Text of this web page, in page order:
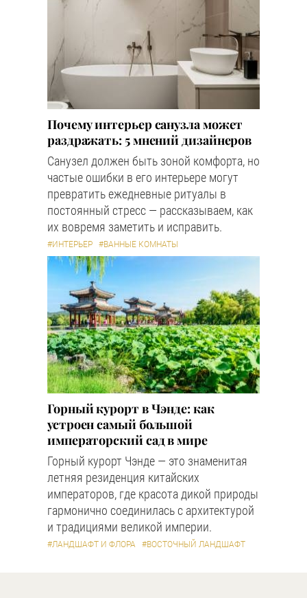
Почему интерьер санузла может
раздражать: 5 мнений дизайнеров
Санузел должен быть зоной комфорта, но
частые ошибки в его интерьере могут
превратить ежедневные ритуалы в
постоянный стресс — рассказываем, как
их вовремя заметить и исправить.
#ИНТЕРЬЕР #ВАННЫЕ КОМНАТЫ
Горный курорт в Чэнде: как
устроен самый большой
императорский сад в мире
Горный курорт Чэнде — это знаменитая
летняя резиденция китайских
императоров, где красота дикой природы
гармонично соединилась с архитектурой
и традициями великой империи.
#ЛАНДШАФТ И ФЛОРА #ВОСТОЧНЫЙ ЛАНДШАФТ